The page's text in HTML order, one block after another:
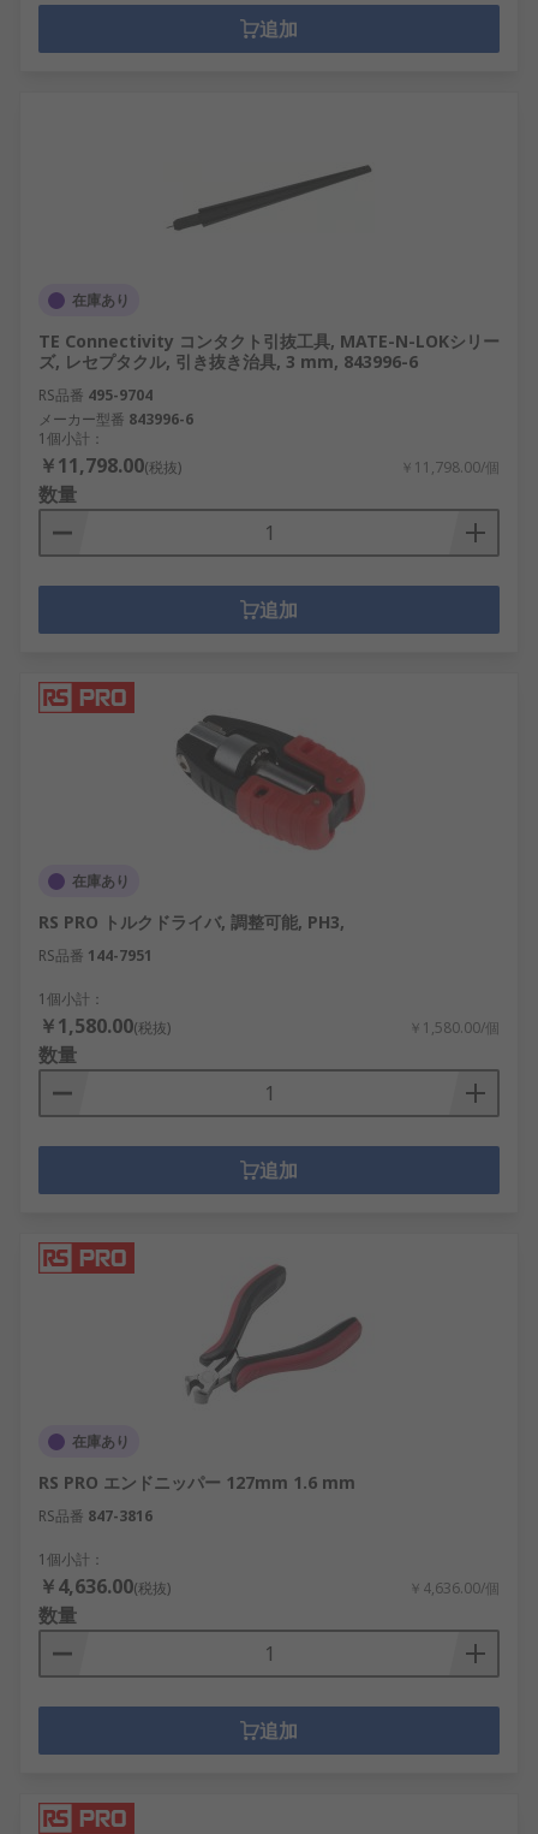
追加
在庫あり
TE Connectivity コンタクト引抜工具, MATE-N-LOKシリー
ズ, レセプタクル, 引き抜き治具, 3 mm, 843996-6
RS品番 495-9704
メーカー型番 843996-6
1個小計：
￥11,798.00(税抜) ￥11,798.00/個
数量
追加
在庫あり
RS PRO トルクドライバ, 調整可能, PH3,
RS品番 144-7951
1個小計：
￥1,580.00(税抜) ￥1,580.00/個
数量
追加
在庫あり
RS PRO エンドニッパー 127mm 1.6 mm
RS品番 847-3816
1個小計：
￥4,636.00(税抜) ￥4,636.00/個
数量
追加